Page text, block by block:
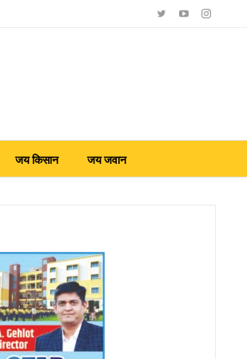
जय किसान जय जवान